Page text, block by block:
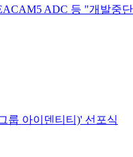
ADC 등 "개발중
룹 아이덴티티)' 선포식